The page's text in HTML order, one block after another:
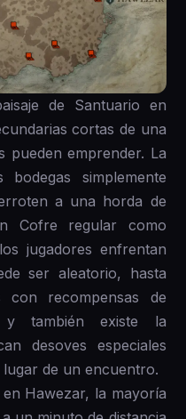
de Santuario en
cortas de una
pueden emprender. La
simplemente
a una horda de
Cofre regular como
jugadores enfrentan
ser aleatorio, hasta
recompensas de
y también existe la
desoves especiales
de un encuentro.
Hawezar, la mayoría